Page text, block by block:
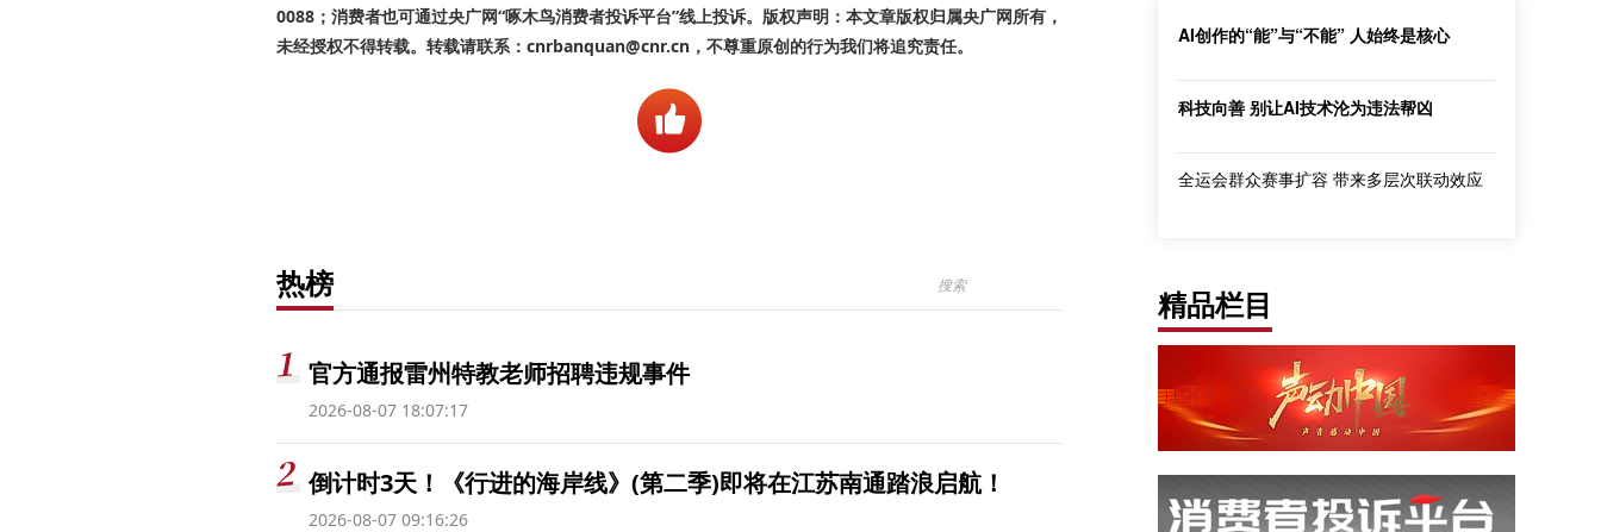
0088；消费者也可通过央广网“啄木鸟消费者投诉平台”线上投诉。版权声明：本文章版权归属央广网所有，
未经授权不得转载。转载请联系：cnrbanquan@cnr.cn，不尊重原创的行为我们将追究责任。
热榜
官方通报雷州特教老师招聘违规事件
2026-08-07 18:07:17
倒计时3天！《行进的海岸线》(第二季)即将在江苏南通踏浪启航！
2026-08-07 09:16:26
AI创作的“能”与“不能” 人始终是核心
科技向善 别让AI技术沦为违法帮凶
全运会群众赛事扩容 带来多层次联动效应
精品栏目